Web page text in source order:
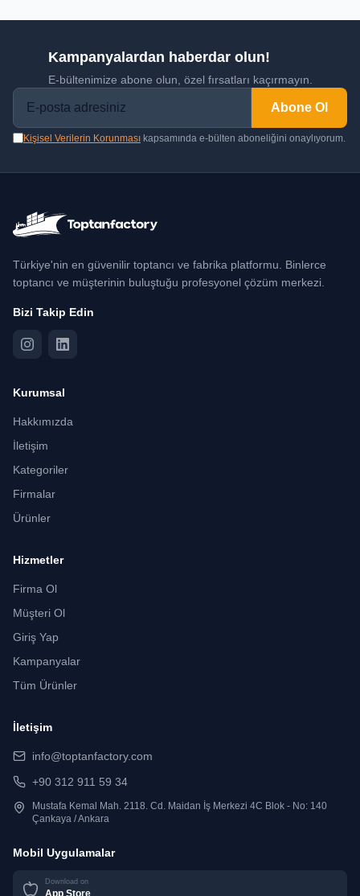
Kampanyalardan haberdar olun!
E-bültenimize abone olun, özel fırsatları kaçırmayın.
Abone Ol
Kişisel Verilerin Korunması kapsamında e-bülten aboneliğini onaylıyorum.
Türkiye'nin en güvenilir toptancı ve fabrika platformu. Binlerce
toptancı ve müşterinin buluştuğu profesyonel çözüm merkezi.
Bizi Takip Edin
Kurumsal
Hakkımızda
İletişim
Kategoriler
Firmalar
Ürünler
Hizmetler
Firma Ol
Müşteri Ol
Giriş Yap
Kampanyalar
Tüm Ürünler
İletişim
info@toptanfactory.com
+90 312 911 59 34
Mustafa Kemal Mah. 2118. Cd. Maidan İş Merkezi 4C Blok - No: 140
Çankaya / Ankara
Mobil Uygulamalar
Download on
App Store